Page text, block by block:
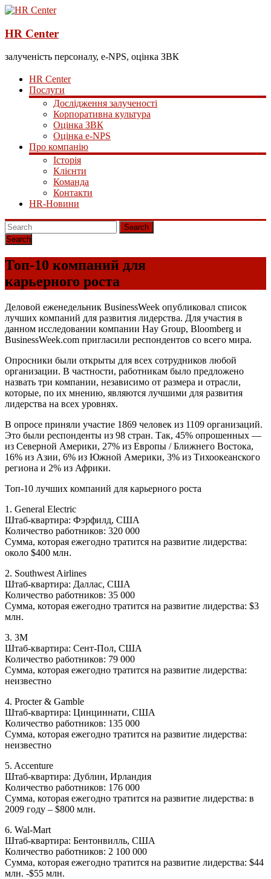
HR Center
залученість персоналу, e-NPS, оцінка ЗВК
HR Center
Послуги
Дослідження залученості
Корпоративна культура
Оцінка ЗВК
Оцінка e-NPS
Про компанію
Історія
Клієнти
Команда
Контакти
HR-Новини
Search
Топ-10 компаний для
карьерного роста
Деловой еженедельник BusinessWeek опубликовал список
лучших компаний для развития лидерства. Для участия в
данном исследовании компании Hay Group, Bloomberg и
BusinessWeek.com пригласили респондентов со всего мира.
Опросники были открыты для всех сотрудников любой
организации. В частности, работникам было предложено
назвать три компании, независимо от размера и отрасли,
которые, по их мнению, являются лучшими для развития
лидерства на всех уровнях.
В опросе приняли участие 1869 человек из 1109 организаций.
Это были респонденты из 98 стран. Так, 45% опрошенных —
из Северной Америки, 27% из Европы / Ближнего Востока,
16% из Азии, 6% из Южной Америки, 3% из Тихоокеанского
региона и 2% из Африки.
Топ-10 лучших компаний для карьерного роста
1. General Electric
Штаб-квартира: Фэрфилд, США
Количество работников: 320 000
Сумма, которая ежегодно тратится на развитие лидерства:
около $400 млн.
2. Southwest Airlines
Штаб-квартира: Даллас, США
Количество работников: 35 000
Сумма, которая ежегодно тратится на развитие лидерства: $3
млн.
3. 3M
Штаб-квартира: Сент-Пол, США
Количество работников: 79 000
Сумма, которая ежегодно тратится на развитие лидерства:
неизвестно
4. Procter & Gamble
Штаб-квартира: Цинциннати, США
Количество работников: 135 000
Сумма, которая ежегодно тратится на развитие лидерства:
неизвестно
5. Accenture
Штаб-квартира: Дублин, Ирландия
Количество работников: 176 000
Сумма, которая ежегодно тратится на развитие лидерства: в
2009 году – $800 млн.
6. Wal-Mart
Штаб-квартира: Бентонвилль, США
Количество работников: 2 100 000
Сумма, которая ежегодно тратится на развитие лидерства: $44
млн. -$55 млн.